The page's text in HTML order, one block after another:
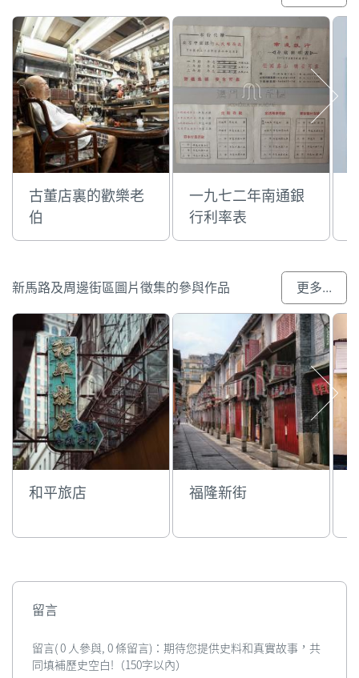
古董店裏的歡樂老
伯
一九七二年南通銀
行利率表
新馬路及周邊街區圖片徵集的參與作品 更多...
和平旅店 福隆新街
留言
留言( 0 人參與, 0 條留言)：期待您提供史料和真實故事，共
同填補歷史空白!（150字以內）